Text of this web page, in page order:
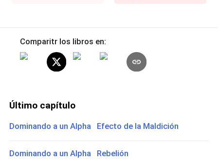
Comparitr los libros en:
Último capítulo
Dominando a un Alpha Efecto de la Maldición
Dominando a un Alpha Rebelión